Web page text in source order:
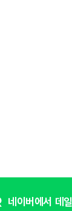
네이버에서 데